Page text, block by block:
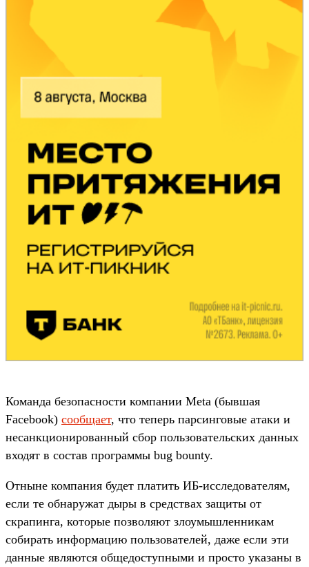
Команда безопасности компании Meta (бывшая
Facebook) сообщает, что теперь парсинговые атаки и
несанкционированный сбор пользовательских данных
входят в состав программы bug bounty.
Отныне компания будет платить ИБ-исследователям,
если те обнаружат дыры в средствах защиты от
скрапинга, которые позволяют злоумышленникам
собирать информацию пользователей, даже если эти
данные являются общедоступными и просто указаны в